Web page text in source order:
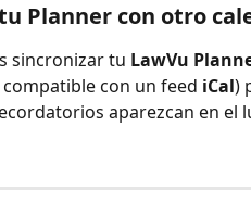
Planner con otro
sincronizar tu LawVu
con un feed iCal)
aparezcan en el